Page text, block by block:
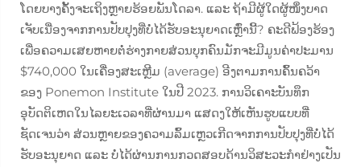
ໂດຍບາງຄັ້ງຈະເຖິງຫຼາຍຮ້ອຍພັນໂດລາ. ແລະ ຖ້າມີຜູ້ໃດຜູ້ໜຶ່ງບາດ
ເຈັບເນື່ອງຈາກການປັບປຸງທີ່ບໍ່ໄດ້ຮັບອະນຸຍາດເຫຼົ່ານີ້? ຄະດີຟ້ອງຮ້ອງ
ເພື່ອຄວາມເສຍຫາຍຕໍ່ຮ່າງກາຍສ່ວນບຸກຄົນມັກຈະມີມູນຄ່າປະມານ
$740,000 ໃນເຄື່ອງສະເຫຼີມ (average) ອີງຕາມການຄົ້ນຄວ້າ
ຂອງ Ponemon Institute ໃນປີ 2023. ການວິເຄາະບັນທຶກ
ອຸບັດຕິເຫດໃນໄລຍະເວລາທີ່ຜ່ານມາ ແສດງໃຫ້ເຫັນຮູບແບບທີ່
ຊັດເຈນວ່າ ສ່ວນຫຼາຍຂອງຄວາມລົ້ມເຫຼວເກີດຈາກການປັບປຸງທີ່ບໍ່ໄດ້
ຮັບອະນຸຍາດ ແລະ ບໍ່ໄດ້ຜ່ານການກວດສອບດ້ານວິສະວະກຳຢ່າງເປັນ